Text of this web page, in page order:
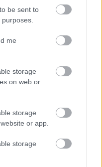
be sent to
me
storage
on web or
storage
or app.
storage
aki huncut
Sándor
kurizáló légy-
átirányította egy
lett volna hagyni
szépasszonyt.
fokról fokra
irányítását. Dörner
néhol
de
felidézi, hogy főiskolás
Nagyváradi
(Vénusz) igazán